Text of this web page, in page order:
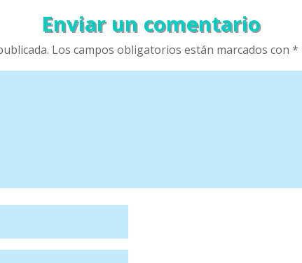
Enviar un comentario
Los campos obligatorios están marcados con *